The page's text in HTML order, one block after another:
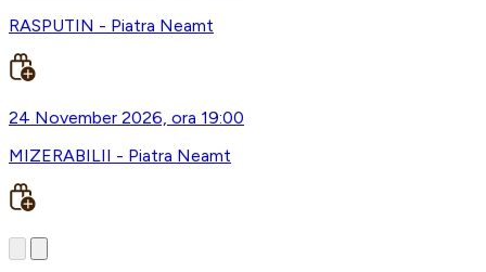
RASPUTIN - Piatra Neamt
24 November 2026, ora 19:00
MIZERABILII - Piatra Neamt